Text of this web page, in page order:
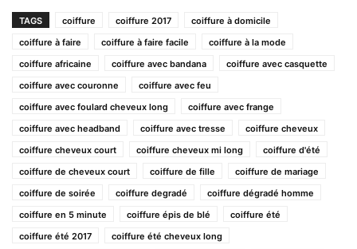
TAGS coiffure coiffure 2017
coiffure à domicile
coiffure à faire
coiffure à faire facile
coiffure à la mode
coiffure africaine
coiffure avec bandana
coiffure avec casquette
coiffure avec couronne
coiffure avec feu
coiffure avec foulard cheveux long
coiffure avec frange
coiffure avec headband
coiffure avec tresse
coiffure cheveux
coiffure cheveux court
coiffure cheveux mi long
coiffure d'été
coiffure de cheveux court
coiffure de fille
coiffure de mariage
coiffure de soirée
coiffure degradé
coiffure dégradé homme
coiffure en 5 minute
coiffure épis de blé
coiffure été
coiffure été 2017
coiffure été cheveux long